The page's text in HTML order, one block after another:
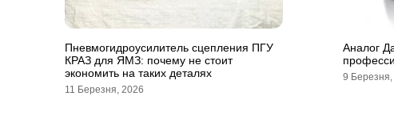
Пневмогидроусилитель сцепления ПГУ
КРАЗ для ЯМЗ: почему не стоит
экономить на таких деталях
11 Березня, 2026
Аналог
9 Березня,